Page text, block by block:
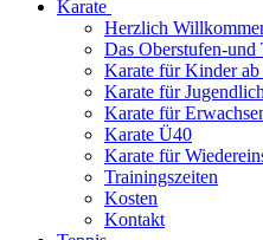
Karate
Herzlich
Das Oberstufen-und
Karate für Kinder ab
Karate für
Karate für
Karate Ü40
Karate für
Trainingszeiten
Kosten
Kontakt